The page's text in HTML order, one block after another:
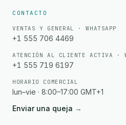
CONTACTO
VENTAS Y GENERAL · WHATSAPP
+1 555 706 4469
ATENCIÓN AL CLIENTE ACTIVA ·
+1 555 719 6197
HORARIO COMERCIAL
lun–vie · 8:00–17:00 GMT+1
Enviar una queja →